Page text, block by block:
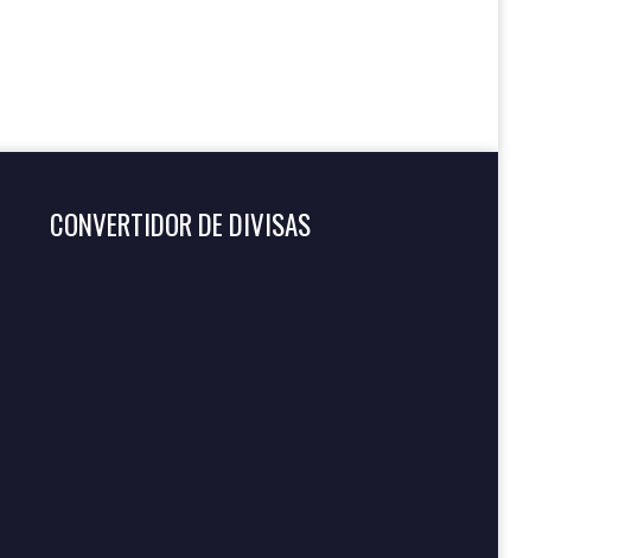
CONVERTIDOR DE DIVISAS